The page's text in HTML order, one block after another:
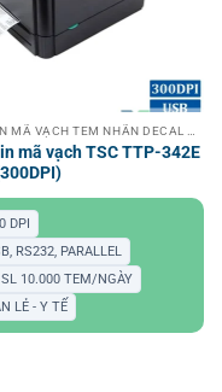
mã vạch TSC TTP-342E
DPI
RS232, PARALLEL
10.000 TEM/NGÀY
LẺ - Y TẾ